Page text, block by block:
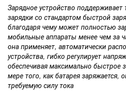
Зарядное устройство
зарядки со стандартом быстрой
благодаря чему может полностью
мобильные аппараты менее чем за
она применяет, автоматически
устройства, гибко регулирует
обеспечивая максимально быстрое
мере того, как батарея заряжается,
требуемую силу тока